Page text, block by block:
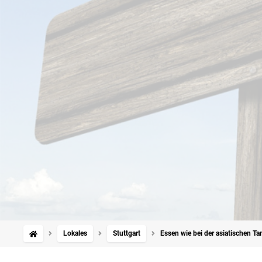
Lokales Stuttgart Essen wie bei der asiatischen